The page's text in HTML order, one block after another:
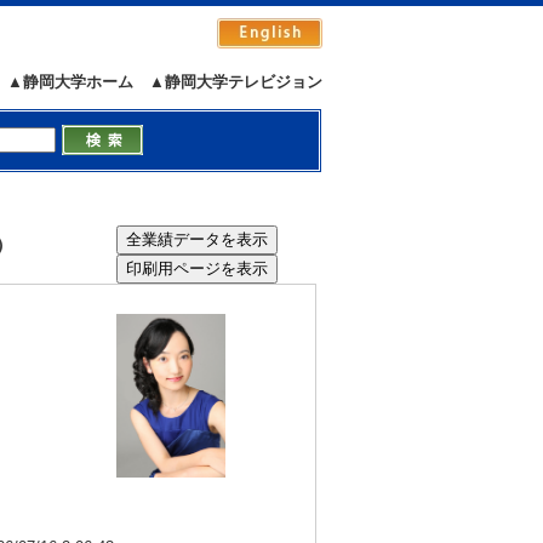
▲静岡大学テレビジョン
▲静岡大学ホーム